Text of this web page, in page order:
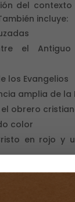
del
incluye:
el
los Evangelios
amplia de la
obrero
color
en rojo y